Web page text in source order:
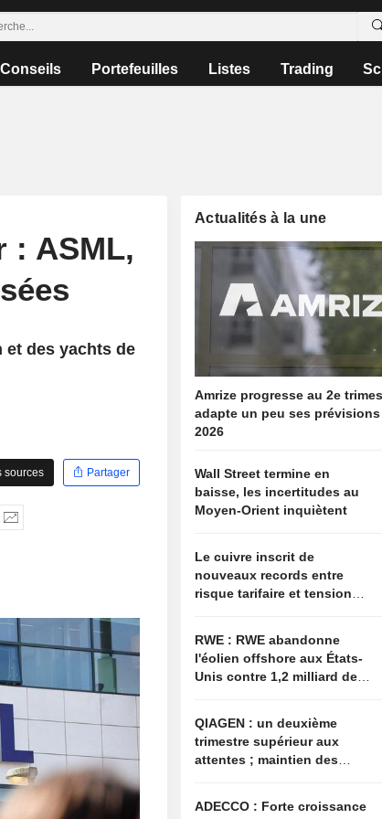
Conseils Portefeuilles Listes Trading
: ASML,
et des yachts de
sources
Partager
Actualités à la une
Amrize progresse au 2e
adapte un peu ses
2026
Wall Street termine en
baisse, les incertitudes au
Moyen-Orient inquiètent
Le cuivre inscrit de
nouveaux records entre
risque tarifaire et tensions
RWE : RWE abandonne
l'éolien offshore aux États-
Unis contre 1,2 milliard de
QIAGEN : un deuxième
trimestre supérieur aux
attentes ; maintien des
ADECCO : Forte croissance